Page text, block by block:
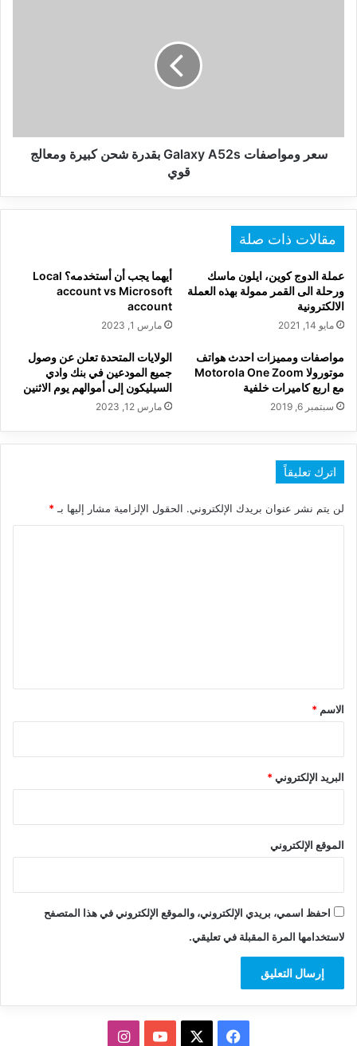
قوي
سعر ومواصفات Galaxy A52s بقدرة شحن كبيرة ومعالج
قوي
مقالات ذات صلة
عملة الدوج كوين، ايلون ماسك
ورحلة الى القمر ممولة بهذه العملة
الالكترونية
مايو 14, 2021
أيهما يجب أن أستخدمه؟ Local
account vs Microsoft
account
مارس 1, 2023
مواصفات ومميزات احدث هواتف
موتورولا Motorola One Zoom
مع اربع كاميرات خلفية
سبتمبر 6, 2019
الولايات المتحدة تعلن عن وصول
جميع المودعين في بنك وادي
السيليكون إلى أموالهم يوم الاثنين
مارس 12, 2023
اترك تعليقاً
لن يتم نشر عنوان بريدك الإلكتروني. الحقول الإلزامية مشار إليها بـ*
*
الاسم *
البريد الإلكتروني*
الموقع الإلكتروني
احفظ اسمي، بريدي الإلكتروني، والموقع الإلكتروني في هذا المتصفح
لاستخدامها المرة المقبلة في تعليقي.
فيسبوك ‫YouTubeانستقرام